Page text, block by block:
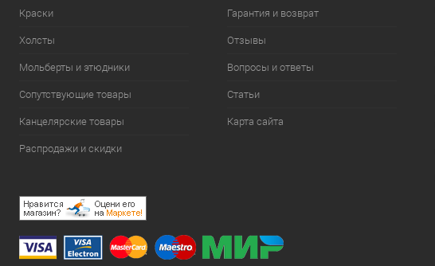
Краски
Холсты
Мольберты и этюдники
Сопутствующие товары
Канцелярские товары
Распродажи и скидки
Гарантия и возврат
Отзывы
Вопросы и ответы
Статьи
Карта сайта